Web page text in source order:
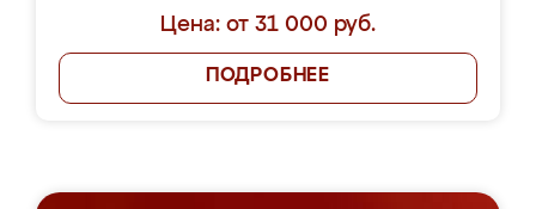
Цена: от 31 000 руб.
ПОДРОБНЕЕ